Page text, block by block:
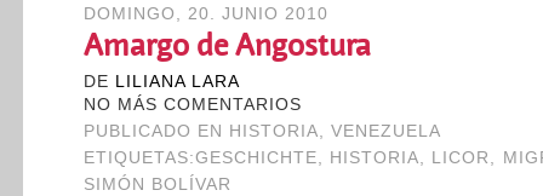
DOMINGO, 20. JUNIO 2010
Amargo de Angostura
DE LILIANA LARA
NO MÁS COMENTARIOS
PUBLICADO EN
HISTORIA,VENEZUELA
ETIQUETAS:GESCHICHTE, HISTORIA, LICOR ,
SIMÓN BOLÍVAR